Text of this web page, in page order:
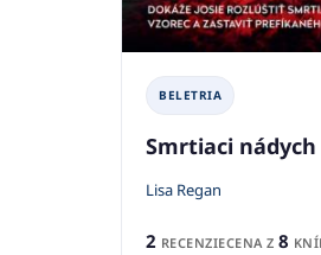
BELETRIA
Smrtiaci nádych
Lisa Regan
2 RECENZIECENA Z 8